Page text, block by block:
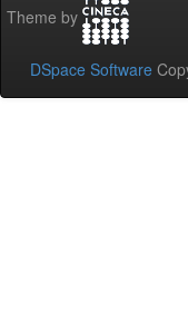
Theme by
DSpace Software